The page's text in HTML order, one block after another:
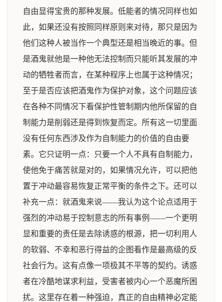
自由显得宝贵的那种发展。低能者的情况同样也如
此，如果还没有按照同样原则来对待，那只是因为
他们这种人被当作一个典型还是相当晚近的事。但
是酒鬼就他是一种他无法控制而只能听其发展的冲
动的牺牲者而言，在某种程序上也属于这种情况；
至于是否应该把酒鬼作为保护对象，这个问题应该
在各种不同情况下看保护性管制期内他所保留的自
制能力是削弱还是得到恢复而定。所有这一切里面
没有任何东西涉及作为自制能力的价值的自由要
素。它只证明一点：只要一个人不具有自制能力，
使他免于痛苦就是对的，如果情况允许，可以把他
置于冲动最容易恢复正常平衡的条件之下。还可以
补充一点：就酒鬼来说——我认为这个论点适用于
强烈的冲动易于控制意志的所有事例——一个更明
显和重要的责任是去除诱惑的根源，把一切利用人
的软弱、不幸和恶行得益的企图看作是最高级的反
社会行为。这有点像一项极其不平等的契约。诱惑
者在冷酷地谋求利益，受害者被内心一个恶魔所困
扰。这里存在着一种强迫，真正的自由精神必定能